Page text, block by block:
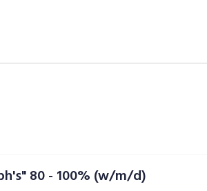
Personalabteilung, Poststrasse
80 - 100% (w/m/d)